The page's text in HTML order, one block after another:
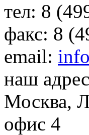
тел: 8
факс: 8
email:
наш
Москва,
офис 4